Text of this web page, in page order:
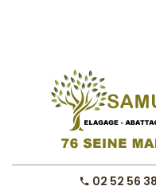
02 52 56